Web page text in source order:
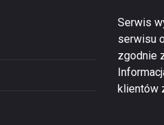
Serwis
serwisu
zgodnie
klientów